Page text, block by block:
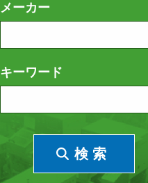
メーカー
キーワード